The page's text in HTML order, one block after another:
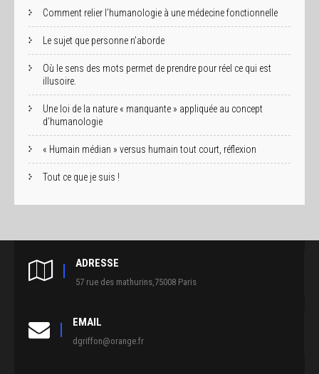
Comment relier l’humanologie à une médecine fonctionnelle
Le sujet que personne n’aborde
Où le sens des mots permet de prendre pour réel ce qui est
illusoire.
Une loi de la nature « manquante » appliquée au concept
d’humanologie
« Humain médian » versus humain tout court, réflexion
Tout ce que je suis !
ADRESSE
57 rue des mathurins,75008 Paris
EMAIL
dgriffon@orange.fr